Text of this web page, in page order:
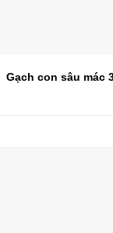
Gạch con sâu mác